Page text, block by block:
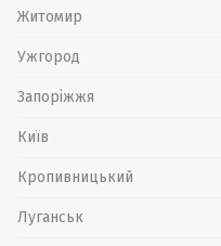
Житомир
Ужгород
Запоріжжя
Київ
Кропивницький
Луганськ